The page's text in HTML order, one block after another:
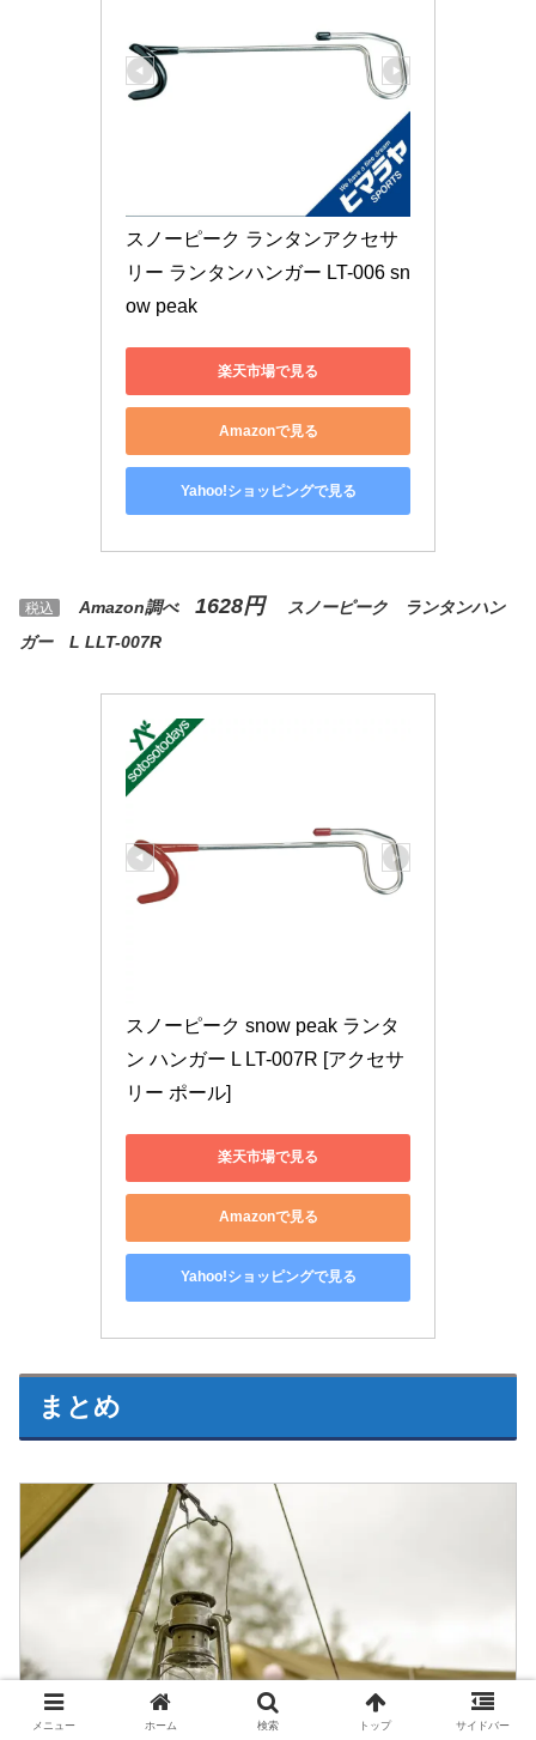
スノーピーク ランタンアクセサ
リー ランタンハンガー LT-006 sn
ow peak
楽天市場で見る
Amazonで見る
Yahoo!ショッピングで見る
税込 Amazon調べ 1628円
スノーピーク ランタンハン
ガー L LLT-007R
スノーピーク snow peak ランタ
ン ハンガー L LT-007R [アクセサ
リー ポール]
楽天市場で見る
Amazonで見る
Yahoo!ショッピングで見る
まとめ
メニュー ホーム 検索 トップ サイドバー